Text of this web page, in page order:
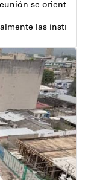
se orientó al
las
de este
del diputado
durante la